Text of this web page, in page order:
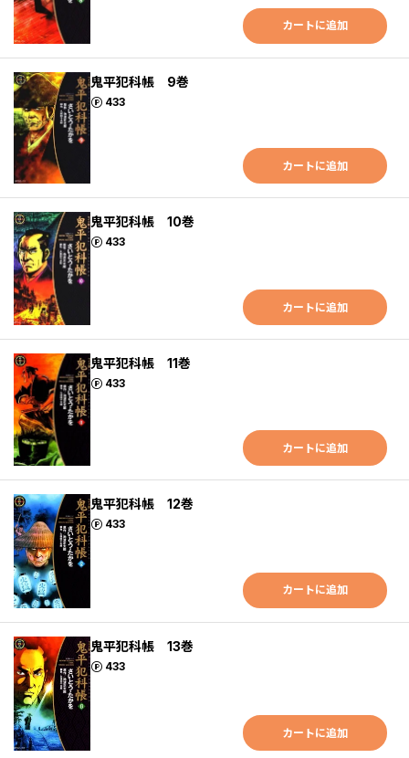
カートに追加
鬼平犯科帳 9巻
433
ポイント
カートに追加
鬼平犯科帳 10巻
433
ポイント
カートに追加
鬼平犯科帳 11巻
433
ポイント
カートに追加
鬼平犯科帳 12巻
433
ポイント
カートに追加
鬼平犯科帳 13巻
433
ポイント
カートに追加